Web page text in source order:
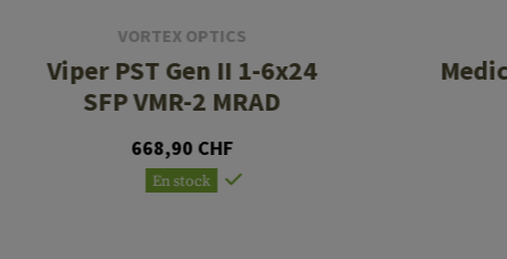
VORTEX OPTICS
Viper PST Gen II 1-6x24
SFP VMR-2 MRAD
668,90 CHF
En stock